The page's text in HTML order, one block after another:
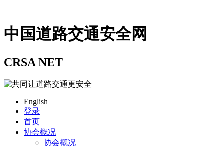
中国道路交通安全网
CRSA NET
English
登录
首页
协会概况
协会概况